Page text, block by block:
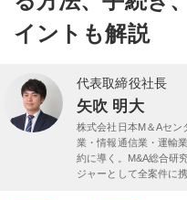
イントも解説
代表取締役社長
矢吹 明大
株式会社日本M＆Aセン
業・情報通信業・運輸
約に導く。M&A総合研
ジャーとして全案件に携